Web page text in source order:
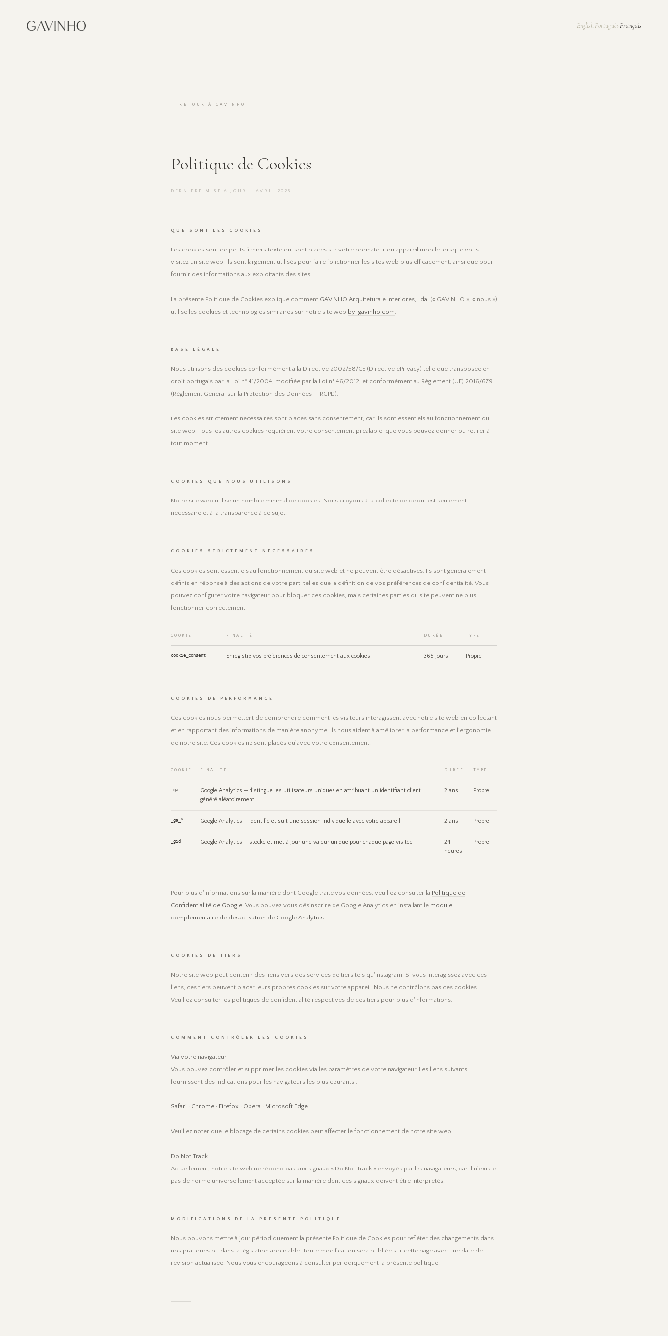
English PortuguêsFrançais
← RETOUR À GAVINHO
Politique de Cookies
DERNIÈRE MISE À JOUR — AVRIL 2026
QUE SONT LES COOKIES
Les cookies sont de petits fichiers texte qui sont placés sur votre ordinateur ou appareil mobile lorsque vous
visitez un site web. Ils sont largement utilisés pour faire fonctionner les sites web plus efficacement, ainsi que pour
fournir des informations aux exploitants des sites.
La présente Politique de Cookies explique comment GAVINHO Arquitetura e Interiores, Lda. (« GAVINHO », « nous »)
utilise les cookies et technologies similaires sur notre site web by-gavinho.com.
BASE LÉGALE
Nous utilisons des cookies conformément à la Directive 2002/58/CE (Directive ePrivacy) telle que transposée en
droit portugais par la Loi n° 41/2004, modifiée par la Loi n° 46/2012, et conformément au Règlement (UE) 2016/679
(Règlement Général sur la Protection des Données — RGPD).
Les cookies strictement nécessaires sont placés sans consentement, car ils sont essentiels au fonctionnement du
site web. Tous les autres cookies requièrent votre consentement préalable, que vous pouvez donner ou retirer à
tout moment.
COOKIES QUE NOUS UTILISONS
Notre site web utilise un nombre minimal de cookies. Nous croyons à la collecte de ce qui est seulement
nécessaire et à la transparence à ce sujet.
COOKIES STRICTEMENT NÉCESSAIRES
Ces cookies sont essentiels au fonctionnement du site web et ne peuvent être désactivés. Ils sont généralement
définis en réponse à des actions de votre part, telles que la définition de vos préférences de confidentialité. Vous
pouvez configurer votre navigateur pour bloquer ces cookies, mais certaines parties du site peuvent ne plus
fonctionner correctement.
COOKIE FINALITÉ DURÉE TYPE
cookie_consent Enregistre vos préférences de consentement aux cookies 365 jours Propre
COOKIES DE PERFORMANCE
Ces cookies nous permettent de comprendre comment les visiteurs interagissent avec notre site web en collectant
et en rapportant des informations de manière anonyme. Ils nous aident à améliorer la performance et l'ergonomie
de notre site. Ces cookies ne sont placés qu'avec votre consentement.
COOKIE FINALITÉ DURÉE TYPE
_ga
Google Analytics — distingue les utilisateurs uniques en attribuant un identifiant client
généré aléatoirement
2 ans Propre
_ga_* Google Analytics — identifie et suit une session individuelle avec votre appareil 2 ans Propre
_gid Google Analytics — stocke et met à jour une valeur unique pour chaque page visitée
24
heures
Propre
Pour plus d'informations sur la manière dont Google traite vos données, veuillez consulter la Politique de
Confidentialité de Google . Vous pouvez vous désinscrire de Google Analytics en installant le module
complémentaire de désactivation de Google Analytics
COOKIES DE TIERS
Notre site web peut contenir des liens vers des services de tiers tels qu'Instagram. Si vous interagissez avec ces
liens, ces tiers peuvent placer leurs propres cookies sur votre appareil. Nous ne contrôlons pas ces cookies.
Veuillez consulter les politiques de confidentialité respectives de ces tiers pour plus d'informations.
COMMENT CONTRÔLER LES COOKIES
Via votre navigateur
Vous pouvez contrôler et supprimer les cookies via les paramètres de votre navigateur. Les liens suivants
fournissent des indications pour les navigateurs les plus courants :
Safari · Chrome · Firefox · Opera · Microsoft Edge
Veuillez noter que le blocage de certains cookies peut affecter le fonctionnement de notre site web.
Do Not Track
Actuellement, notre site web ne répond pas aux signaux « Do Not Track » envoyés par les navigateurs, car il n'existe
pas de norme universellement acceptée sur la manière dont ces signaux doivent être interprétés.
MODIFICATIONS DE LA PRÉSENTE POLITIQUE
Nous pouvons mettre à jour périodiquement la présente Politique de Cookies pour refléter des changements dans
nos pratiques ou dans la législation applicable. Toute modification sera publiée sur cette page avec une date de
révision actualisée. Nous vous encourageons à consulter périodiquement la présente politique.